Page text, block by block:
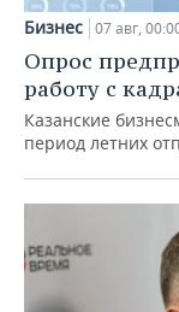
Бизнес 07 авг,
Опрос
работу с
Казанские
период летних